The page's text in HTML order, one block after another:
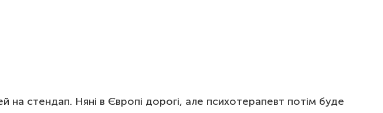
стендап. Няні в Європі дорогі, але психотерапевт потім буде